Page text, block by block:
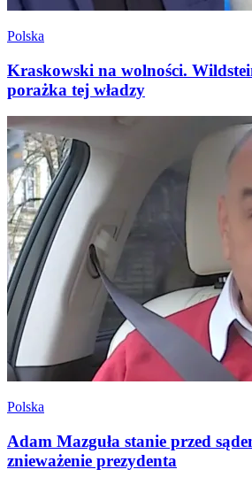
Polska
Kraskowski na wolności.
porażka tej władzy
Polska
Adam Mazguła stanie przed
znieważenie prezydenta